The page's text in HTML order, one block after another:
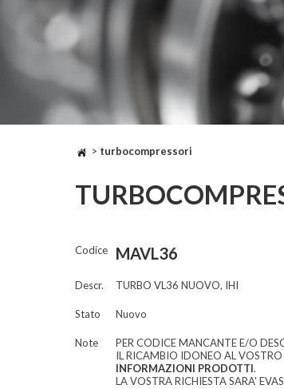
> turbocompressori
Codice MAVL36
Descr. TURBO VL36 NUOVO, IHI
Stato Nuovo
Note
PER CODICE MANCANTE E/O
IL RICAMBIO IDONEO AL
INFORMAZIONI PRODOTTI.
LA VOSTRA RICHIESTA SARA'